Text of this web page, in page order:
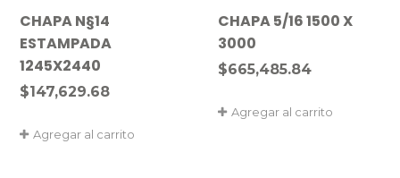
CHAPA N§14
ESTAMPADA
1245X2440
$147,629.68
Agregar al carrito
CHAPA 5/16 1500 X
3000
$665,485.84
Agregar al carrito